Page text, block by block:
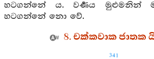
හටගන්නේ ය. වර්‍ණය මුළුමනින්
හටගන්නේ නො වේ.
8. චක්කවාක ජාතක
341